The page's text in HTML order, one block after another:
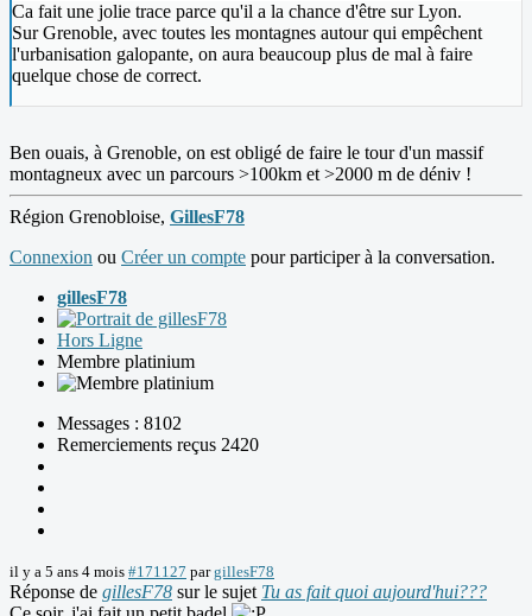
Ca fait une jolie trace parce qu'il a la chance d'être sur Lyon.
Sur Grenoble, avec toutes les montagnes autour qui empêchent
l'urbanisation galopante, on aura beaucoup plus de mal à faire
quelque chose de correct.
Ben ouais, à Grenoble, on est obligé de faire le tour d'un massif
montagneux avec un parcours >100km et >2000 m de déniv !
Région Grenobloise, GillesF78
Connexion ou Créer un compte pour participer à la conversation.
gillesF78
Hors Ligne
Membre platinium
Messages : 8102
Remerciements reçus 2420
il y a 5 ans 4 mois #171127 pargillesF78
Réponse de gillesF78 sur le sujet Tu as fait quoi aujourd'hui???